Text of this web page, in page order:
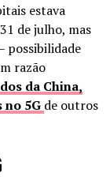
estava
de julho, mas
possibilidade
razão
da China,
no 5G de outros